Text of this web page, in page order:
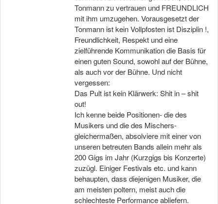
Tonmann zu vertrauen und FREUNDLICH
mit ihm umzugehen. Vorausgesetzt der
Tonmann ist kein Vollpfosten ist Disziplin !,
Freundlichkeit, Respekt und eine
zielführende Kommunikation die Basis für
einen guten Sound, sowohl auf der Bühne,
als auch vor der Bühne. Und nicht
vergessen:
Das Pult ist kein Klärwerk: Shit in – shit
out!
Ich kenne beide Positionen- die des
Musikers und die des Mischers-
gleichermaßen, absolviere mit einer von
unseren betreuten Bands allein mehr als
200 Gigs im Jahr (Kurzgigs bis Konzerte)
zuzügl. Einiger Festivals etc. und kann
behaupten, dass diejenigen Musiker, die
am meisten poltern, meist auch die
schlechteste Performance abliefern.